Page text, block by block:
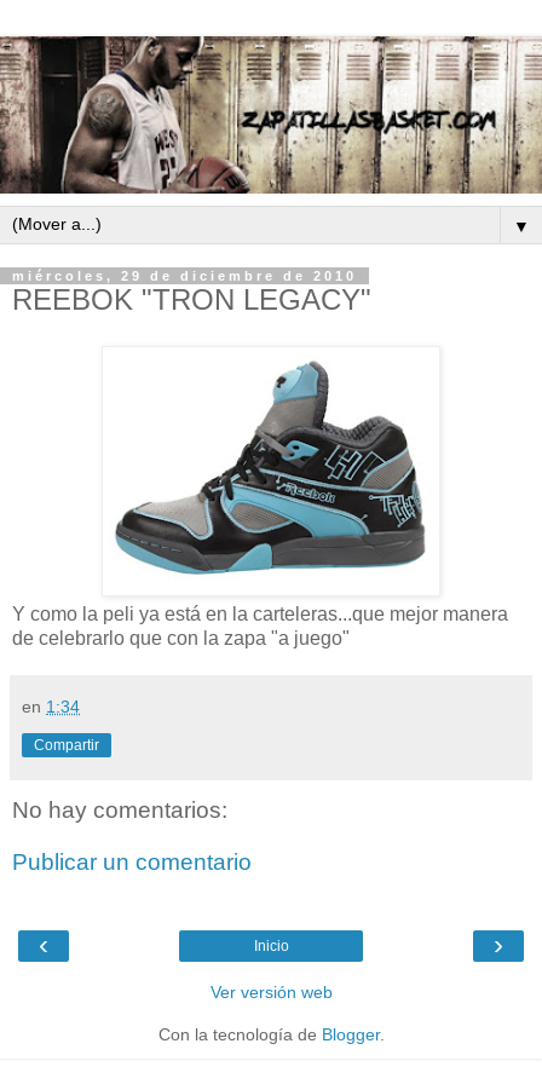
▼
miércoles, 29 de diciembre de 2010
REEBOK "TRON LEGACY"
Y como la peli ya está en la carteleras...que mejor manera
de celebrarlo que con la zapa "a juego"
en 1:34
Compartir
No hay comentarios:
Publicar un comentario
‹ ›
Inicio
Ver versión web
Con la tecnología de Blogger.